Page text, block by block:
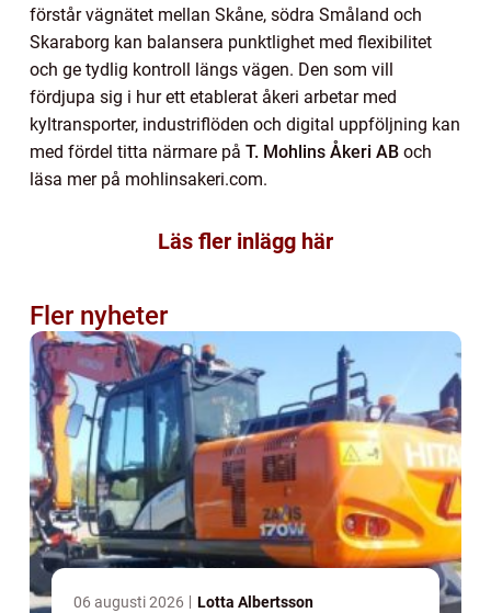
förstår vägnätet mellan Skåne, södra Småland och
Skaraborg kan balansera punktlighet med flexibilitet
och ge tydlig kontroll längs vägen. Den som vill
fördjupa sig i hur ett etablerat åkeri arbetar med
kyltransporter, industriflöden och digital uppföljning kan
med fördel titta närmare på T. Mohlins Åkeri AB och
läsa mer på mohlinsakeri.com.
Läs fler inlägg här
Fler nyheter
06 augusti 2026 Lotta Albertsson